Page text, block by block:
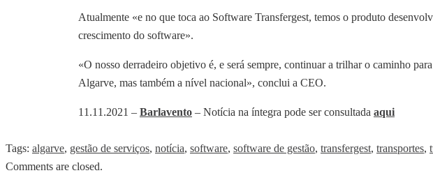
Atualmente «e no que toca ao Software Transfergest, temos o produto
crescimento do software».
«O nosso derradeiro objetivo é, e será sempre, continuar a trilhar o caminho
Algarve, mas também a nível nacional», conclui a CEO.
11.11.2021 – Barlavento – Notícia na íntegra pode ser consultada aqui
Tags: algarve, gestão de serviços, notícia, software, software de gestão, transfergest, transportes,
Comments are closed.